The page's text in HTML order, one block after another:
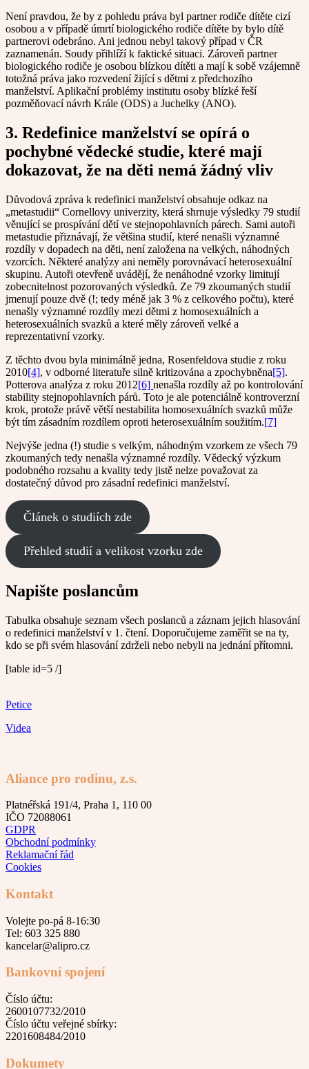
Není pravdou, že by z pohledu práva byl partner rodiče dítěte cizí
osobou a v případě úmrtí biologického rodiče dítěte by bylo dítě
partnerovi odebráno. Ani jednou nebyl takový případ v ČR
zaznamenán. Soudy přihlíží k faktické situaci. Zároveň partner
biologického rodiče je osobou blízkou dítěti a mají k sobě vzájemně
totožná práva jako rozvedení žijící s dětmi z předchozího
manželství. Aplikační problémy institutu osoby blízké řeší
pozměňovací návrh Krále (ODS) a Juchelky (ANO).
3. Redefinice manželství se opírá o
pochybné vědecké studie, které mají
dokazovat, že na děti nemá žádný vliv
Důvodová zpráva k redefinici manželství obsahuje odkaz na
„metastudii“ Cornellovy univerzity, která shrnuje výsledky 79 studií
věnující se prospívání dětí ve stejnopohlavních párech. Sami autoři
metastudie přiznávají, že většina studií, které nenašli významné
rozdíly v dopadech na děti, není založena na velkých, náhodných
vzorcích. Některé analýzy ani neměly porovnávací heterosexuální
skupinu. Autoři otevřeně uvádějí, že nenáhodné vzorky limitují
zobecnitelnost pozorovaných výsledků. Ze 79 zkoumaných studií
jmenují pouze dvě (!; tedy méně jak 3 % z celkového počtu), které
nenašly významné rozdíly mezi dětmi z homosexuálních a
heterosexuálních svazků a které měly zároveň velké a
reprezentativní vzorky.
Z těchto dvou byla minimálně jedna, Rosenfeldova studie z roku
2010[4], v odborné literatuře silně kritizována a zpochybněna[5].
Potterova analýza z roku 2012[6] nenašla rozdíly až po kontrolování
stability stejnopohlavních párů. Toto je ale potenciálně kontroverzní
krok, protože právě větší nestabilita homosexuálních svazků může
být tím zásadním rozdílem oproti heterosexuálním soužitím.[7]
Nejvýše jedna (!) studie s velkým, náhodným vzorkem ze všech 79
zkoumaných tedy nenašla významné rozdíly. Vědecký výzkum
podobného rozsahu a kvality tedy jistě nelze považovat za
dostatečný důvod pro zásadní redefinici manželství.
Článek o studiích zde
Přehled studií a velikost vzorku zde
Napište poslancům
Tabulka obsahuje seznam všech poslanců a záznam jejich hlasování
o redefinici manželství v 1. čtení. Doporučujeme zaměřit se na ty,
kdo se při svém hlasování zdrželi nebo nebyli na jednání přítomni.
[table id=5 /]
Petice
Videa
Aliance pro rodinu, z.s.
Platnéřská 191/4, Praha 1, 110 00
IČO 72088061
GDPR
Obchodní podmínky
Reklamační řád
Cookies
Kontakt
Volejte po-pá 8-16:30
Tel: 603 325 880
kancelar@alipro.cz
Bankovní spojení
Číslo účtu:
2600107732/2010
Číslo účtu veřejné sbírky:
2201608484/2010
Dokumety